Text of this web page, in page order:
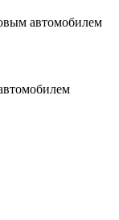
автомобилем